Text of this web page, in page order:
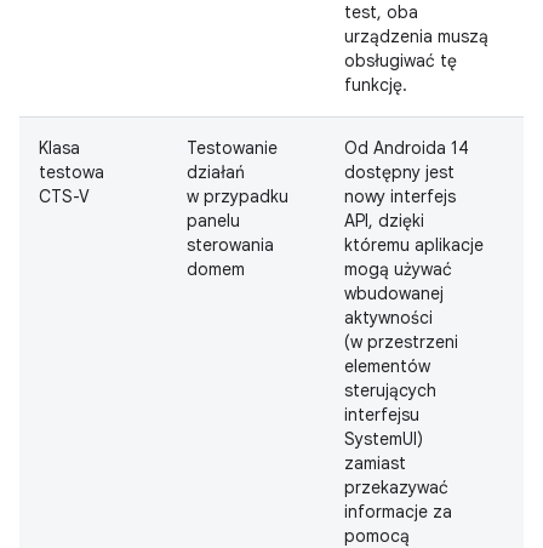
test, oba
urządzenia muszą
obsługiwać tę
funkcję.
Klasa
testowa
CTS-V
Testowanie
działań
w przypadku
panelu
sterowania
domem
Od Androida 14
dostępny jest
nowy interfejs
API, dzięki
któremu aplikacje
mogą używać
wbudowanej
aktywności
(w przestrzeni
elementów
sterujących
interfejsu
SystemUI)
zamiast
przekazywać
informacje za
pomocą